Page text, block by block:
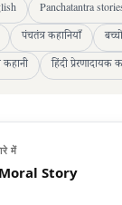
Panchatantra
पंचतंत्र कहानियाँ
हिंदी प्रेरणादायक
में
Story